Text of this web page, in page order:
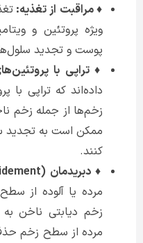
♦ مراقبت از تغذیه:
ویژه پروتئین و
پوست و تجدید
♦ تراپی با
داده‌اند که تراپی با
زخم‌ها از جمله زخم
ممکن است به تجدید
کنند.
♦ دبریدمان (Debridement):
مرده یا آلوده از
زخم دیابتی ناخن
مرده از سطح زخم